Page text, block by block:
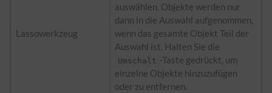
Lassowerkzeug
auswählen. Objekte werden nur
dann in die Auswahl aufgenommen,
wenn das gesamte Objekt Teil der
Auswahl ist. Halten Sie die
Umschalt -Taste gedrückt, um
einzelne Objekte hinzuzufügen
oder zu entfernen.